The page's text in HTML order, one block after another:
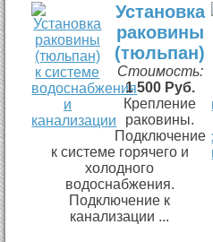
Установка
раковины
(тюльпан)
Стоимость:
1 500 Руб.
Крепление
раковины.
Подключение
к системе горячего и
холодного
водоснабжения.
Подключение к
канализации ...